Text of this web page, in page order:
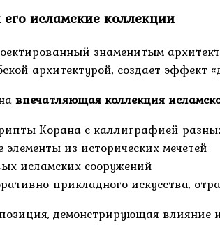
исламские коллекции
знаменитым
архитектурой, создает эффект
впечатляющая коллекция
Корана с каллиграфией
из исторических мечетей
исламских сооружений
прикладного искусства,
демонстрирующая